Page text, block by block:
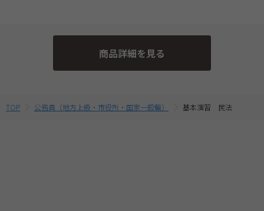
・一部のコース(CompTIA等)につきましてはTAC Biz SCHOOLと
なり会員証記載のID・PWでのご受講となります。
・Web通信・DL通信を含むコースをお申込みの場合は、必ずお使
いのパソコンの動作環境をこちらよりご確認の上、お申込みくだ
前に適用されている割引制度・割引金額は、同時に申込む商品に
ます。
現金
代金決済終了後に、発送し
ます。
支払
教育ローン支払
審査承認後に、発送しま
分割支払
定めの適用対象外となります。予めご了承ください。 なお、お客
様と当社との間の講座受講契約における解約・返金についてのお
い。
商品詳細を見る
TOP 公務員（地方上級・市役所・国家一般職） 基本演習 民法